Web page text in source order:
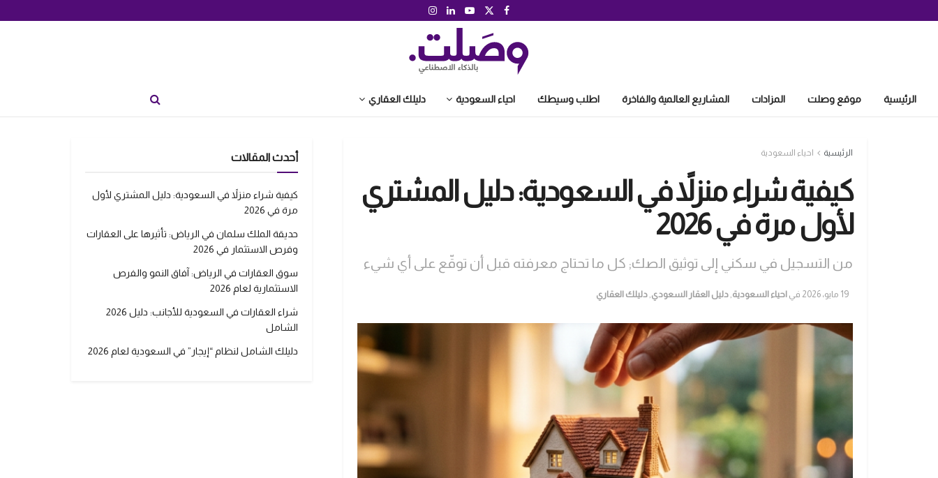
الرئيسية موقع وصلت المزادات المشاريع العالمية والفاخرة اطلب وسيطك احياء السعودية دليلك العقاري
الرئيسية احياء السعودية
كيفية شراء منزلاً في السعودية: دليل المشتري
لأول مرة في 2026
من التسجيل في سكني إلى توثيق الصك; كل ما تحتاج معرفته قبل أن توقّع على أي شيء
19 مايو، 2026 في احياء السعودية دليل العقار السعودي دليلك العقاري
أحدث المقالات
كيفية شراء منزلاً في السعودية: دليل المشتري لأول
مرة في 2026
حديقة الملك سلمان في الرياض: تأثيرها على العقارات
وفرص الاستثمار في 2026
سوق العقارات في الرياض: آفاق النمو والفرص
الاستثمارية لعام 2026
شراء العقارات في السعودية للأجانب: دليل 2026
الشامل
دليلك الشامل لنظام “إيجار” في السعودية لعام 2026